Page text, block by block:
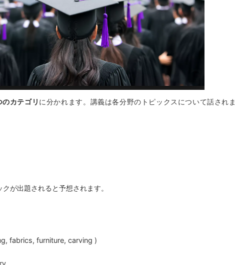
を
っ
い。
カテゴリ に分かれます。講義は各分野のトピックスについて話されま
が出題されると予想されます。
fabrics, furniture, carving )